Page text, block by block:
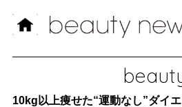
10kg以上痩せた“運動なし”ダイ